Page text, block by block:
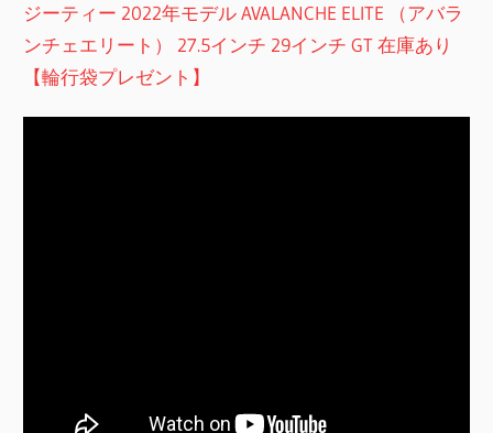
ジーティー 2022年モデル AVALANCHE ELITE （アバラ
ンチェエリート） 27.5インチ 29インチ GT 在庫あり
【輪行袋プレゼント】